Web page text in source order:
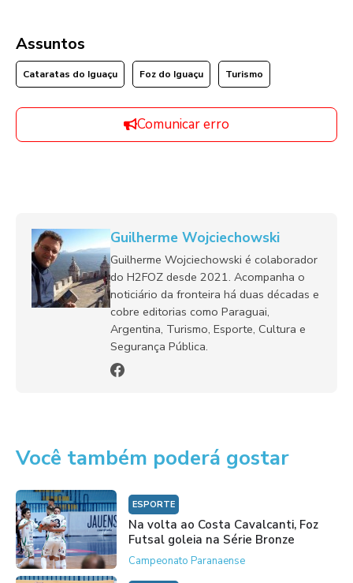
Assuntos
Cataratas do Iguaçu Foz do Iguaçu Turismo
Comunicar erro
Guilherme Wojciechowski
Guilherme Wojciechowski é colaborador
do H2FOZ desde 2021. Acompanha o
noticiário da fronteira há duas décadas e
cobre editorias como Paraguai,
Argentina, Turismo, Esporte, Cultura e
Segurança Pública.
Você também poderá gostar
ESPORTE
Na volta ao Costa Cavalcanti, Foz
Futsal goleia na Série Bronze
Campeonato Paranaense